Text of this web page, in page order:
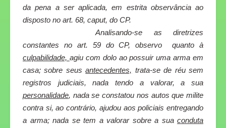
da pena a ser aplicada, em estrita observância ao
disposto no art. 68, caput, do CP.
Analisando-se as diretrizes
constantes no art. 59 do CP, observo
quanto à
culpabilidade, agiu com dolo ao possuir uma arma em
casa; sobre seusantecedentes, trata-se de réu sem
registros judiciais, nada tendo a valorar, a sua
personalidade, nada se constatou nos autos que milite
contra si, ao contrário, ajudou aos policiais entregando
a arma; nada se tem a valorar sobre a sua conduta